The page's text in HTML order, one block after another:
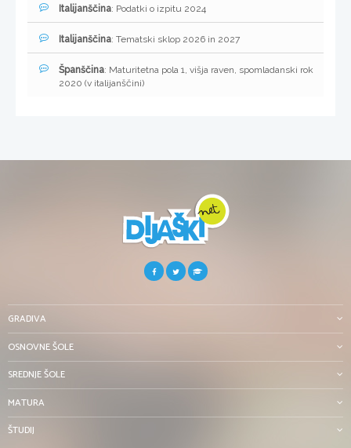
Italijanščina: Podatki o izpitu 2024
Italijanščina: Tematski sklop 2026 in 2027
Španščina: Maturitetna pola 1, višja raven, spomladanski rok
2020 (v italijanščini)
GRADIVA
OSNOVNE ŠOLE
SREDNJE ŠOLE
MATURA
ŠTUDIJ